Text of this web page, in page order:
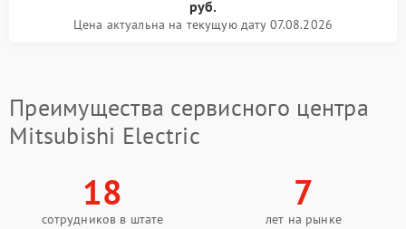
руб.
Цена актуальна на текущую дату 07.08.2026
Преимущества сервисного центра
Mitsubishi Electric
18
сотрудников в штате
7
лет на рынке